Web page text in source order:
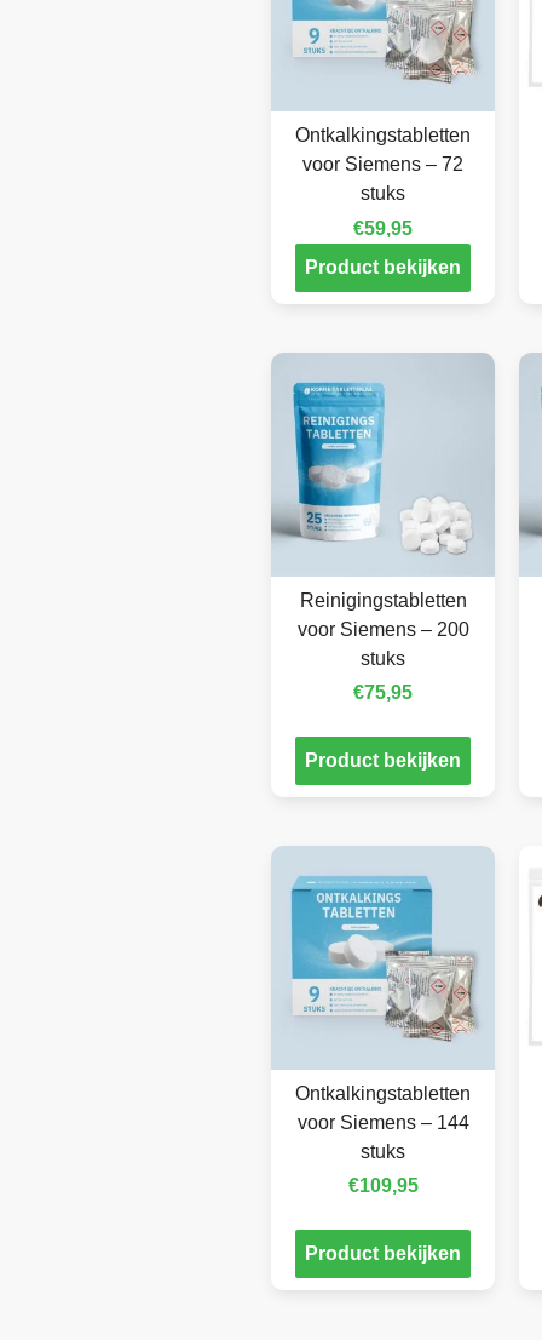
Ontkalkingstabletten
voor Siemens – 72
stuks
€59,95
Product bekijken
Reinigingstabletten
voor Siemens – 200
stuks
€75,95
Product bekijken
Ontkalkingstabletten
voor Siemens – 144
stuks
€109,95
Product bekijken